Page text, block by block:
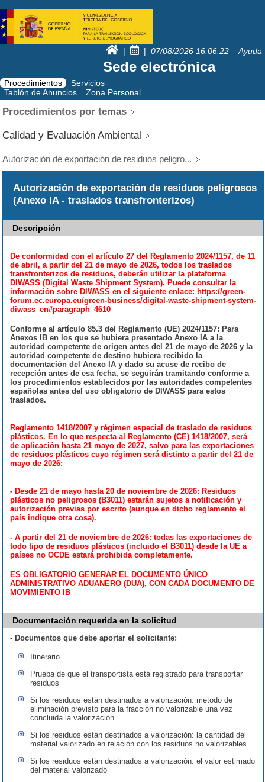
| | 07/08/2026 16:06:23 Ayuda
Sede electrónica
Procedimientos
Servicios
Tablón de Anuncios
Zona Personal
Procedimientos por temas
Calidad y Evaluación Ambiental
Autorización de exportación de residuos peligro...
Autorización de exportación de residuos peligrosos
(Anexo IA - traslados transfronterizos)
Descripción
De conformidad con el artículo 27 del Reglamento 2024/1157, de 11
de abril, a partir del 21 de mayo de 2026, todos los traslados
transfronterizos de residuos, deberán utilizar la plataforma
DIWASS (Digital Waste Shipment System). Puede consultar la
información sobre DIWASS en el siguiente enlace: https://green-
forum.ec.europa.eu/green-business/digital-waste-shipment-system-
diwass_en#paragraph_4610
Conforme al artículo 85.3 del Reglamento (UE) 2024/1157: Para
Anexos IB en los que se hubiera presentado Anexo IA a la
autoridad competente de origen antes del 21 de mayo de 2026 y la
autoridad competente de destino hubiera recibido la
documentación del Anexo IA y dado su acuse de recibo de
recepción antes de esa fecha, se seguirán tramitando conforme a
los procedimientos establecidos por las autoridades competentes
españolas antes del uso obligatorio de DIWASS para estos
traslados.
Reglamento 1418/2007 y régimen especial de traslado de residuos
plásticos. En lo que respecta al Reglamento (CE) 1418/2007, será
de aplicación hasta 21 mayo de 2027, salvo para las exportaciones
de residuos plásticos cuyo régimen será distinto a partir del 21 de
mayo de 2026:
- Desde 21 de mayo hasta 20 de noviembre de 2026: Residuos
plásticos no peligrosos (B3011) estarán sujetos a notificación y
autorización previas por escrito (aunque en dicho reglamento el
país indique otra cosa).
- A partir del 21 de noviembre de 2026: todas las exportaciones de
todo tipo de residuos plásticos (incluido el B3011) desde la UE a
países no OCDE estará prohibida completamente.
ES OBLIGATORIO GENERAR EL DOCUMENTO ÚNICO
ADMINISTRATIVO ADUANERO (DUA), CON CADA DOCUMENTO DE
MOVIMIENTO IB
Documentación requerida en la solicitud
- Documentos que debe aportar el solicitante:
Itinerario
Prueba de que el transportista está registrado para transportar
residuos
Si los residuos están destinados a valorización: método de
eliminación previsto para la fracción no valorizable una vez
concluida la valorización
Si los residuos están destinados a valorización: la cantidad del
material valorizado en relación con los residuos no valorizables
Si los residuos están destinados a valorización: el valor estimado
del material valorizado